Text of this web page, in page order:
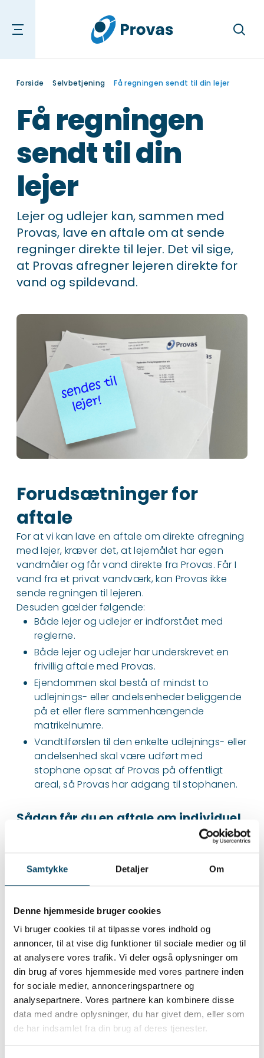
Samtykke Detaljer Om
Denne hjemmeside bruger cookies
Vi bruger cookies til at tilpasse vores indhold og
annoncer, til at vise dig funktioner til sociale medier og til
at analysere vores trafik. Vi deler også oplysninger om
din brug af vores hjemmeside med vores partnere inden
for sociale medier, annonceringspartnere og
analysepartnere. Vores partnere kan kombinere disse
data med andre oplysninger, du har givet dem, eller som
de har indsamlet fra din brug af deres tjenester.
Søg
Forside Selvbetjening Få regningen sendt til din lejer
Få regningen
sendt til din
lejer
Lejer og udlejer kan, sammen med
Provas, lave en aftale om at sende
regninger direkte til lejer. Det vil sige,
at Provas afregner lejeren direkte for
vand og spildevand.
Forudsætninger for
aftale
For at vi kan lave en aftale om direkte afregning
med lejer, kræver det, at lejemålet har egen
vandmåler og får vand direkte fra Provas. Får I
vand fra et privat vandværk, kan Provas ikke
sende regningen til lejeren.
Desuden gælder følgende:
Både lejer og udlejer er indforstået med
reglerne.
Både lejer og udlejer har underskrevet en
frivillig aftale med Provas.
Ejendommen skal bestå af mindst to
udlejnings- eller andelsenheder beliggende
på et eller flere sammenhængende
matrikelnumre.
Vandtilførslen til den enkelte udlejnings- eller
andelsenhed skal være udført med
stophane opsat af Provas på offentligt
areal, så Provas har adgang til stophanen.
Sådan får du en aftale om individuel
Åben skema til anmodning om individuel
afregning (pdf)
Udfyld skemaet elektronisk eller print det ud.
post til Provas, Fjordagervej 32, 6100
Haderslev.
Husk, at alle involverede lejere skal
underskrive en aftale.
Ved hvert lejerskifte skal udlejer udfylde og
indsende skemaet til Provas – også hvis der
ikke flytter en ny lejer ind (tomgang).
Vi bestræber os på at behandle sager om
individuel afregning hurtigst muligt. Men i
særlige tilfælde kan behandlingstiden være